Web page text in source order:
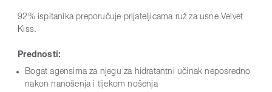
92% ispitanika preporučuje prijateljicama ruž za usne Velvet
Kiss.
Prednosti:
Bogat agensima za njegu za hidratantni učinak neposredno
nakon nanošenja i tijekom nošenja